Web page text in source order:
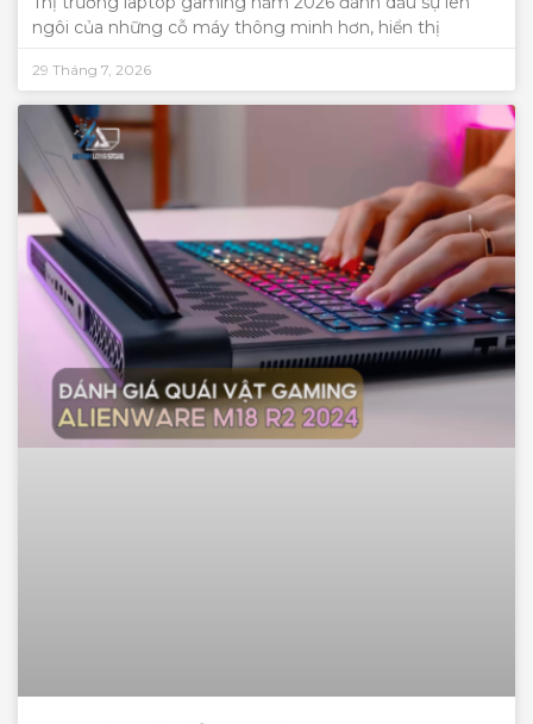
ngôi của những cỗ máy thông minh hơn, hiển thị
29 Tháng 7, 2026